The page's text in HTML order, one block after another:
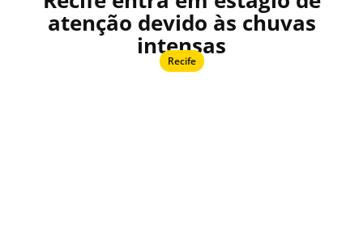
atenção devido às chuvas
intensas
Recife